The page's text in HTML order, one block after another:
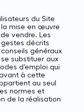
du Site
la mise en œuvre
vendre. Les
décrits
généraux
substituer aux
d’emploi qui
à cette
au seul
normes et
de la réalisation